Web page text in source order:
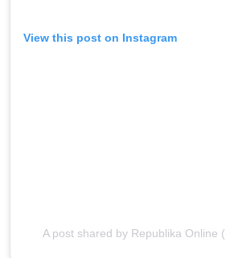
View this post on Instagram
A post shared by Republika Online